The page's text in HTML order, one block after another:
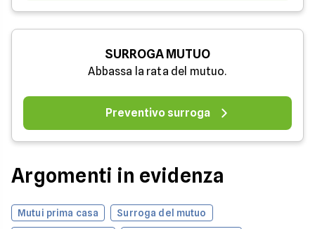
SURROGA MUTUO
Abbassa la rata del mutuo.
Preventivo surroga
Argomenti in evidenza
Mutui prima casa
Surroga del mutuo